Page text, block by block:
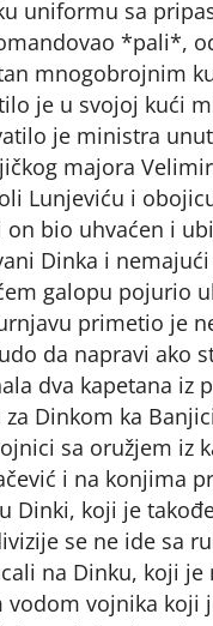
uniformu sa
*pali*,
mnogobrojnim
je u svojoj kući
je ministra
majora
Lunjeviću i
bio uhvaćen i
Dinka i
galopu pojurio
primetio je
da napravi ako
dva kapetana iz
Dinkom ka
sa oružjem iz
i na konjima
Dinki, koji je
se ne ide sa
na Dinku, koji
vojnika